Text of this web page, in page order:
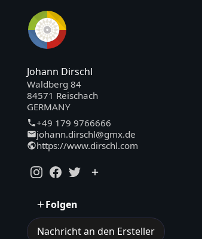
Johann Dirschl
Waldberg 84
84571 Reischach
GERMANY
+49 179 9766666
johann.dirschl@gmx.de
https://www.dirschl.com
Folgen
Nachricht an den Ersteller